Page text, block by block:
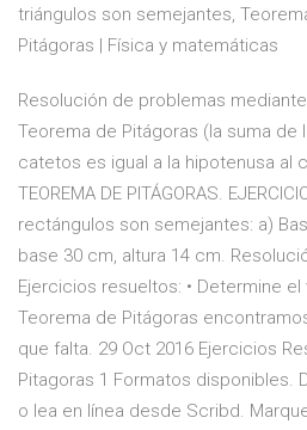
triángulos son semejantes,
Pitágoras | Física y matemáticas
Resolución de problemas
Teorema de Pitágoras (la suma de
catetos es igual a la hipotenusa al
TEOREMA DE PITÁGORAS.
rectángulos son semejantes: a)
base 30 cm, altura 14 cm.
Ejercicios resueltos: • Determine el
Teorema de Pitágoras
que falta. 29 Oct 2016 Ejercicios
Pitagoras 1 Formatos disponibles.
o lea en línea desde Scribd.